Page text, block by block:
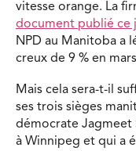
vitesse orange. La
document publié ce
NPD au Manitoba a
creux de 9 % en
Mais cela sera-t-il
ses trois sièges
démocrate Jagmeet
à Winnipeg et qui a